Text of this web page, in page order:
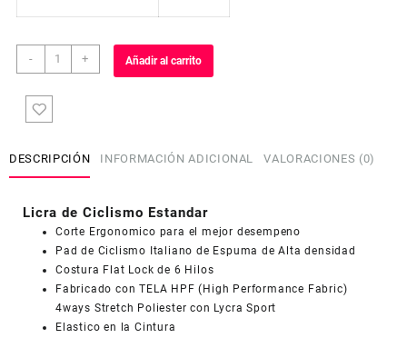
-
Licra
de
Estandar
Caballero
+ Añadir al carrito
DESCRIPCIÓN INFORMACIÓN ADICIONAL VALORACIONES (0)
Licra de Ciclismo Estandar
Corte Ergonomico para el mejor desempeno
Pad de Ciclismo Italiano de Espuma de Alta densidad
Costura Flat Lock de 6 Hilos
Fabricado con TELA HPF (High Performance Fabric)
4ways Stretch Poliester con Lycra Sport
Elastico en la Cintura